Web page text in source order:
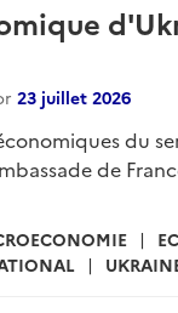
23 juillet 2026
du
de